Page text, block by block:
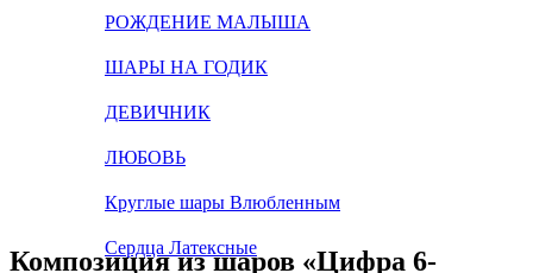
РОЖДЕНИЕ МАЛЫША
ШАРЫ НА ГОДИК
ДЕВИЧНИК
ЛЮБОВЬ
Круглые шары Влюбленным
Сердца Латексные
Композиция из шаров «Цифра 6-